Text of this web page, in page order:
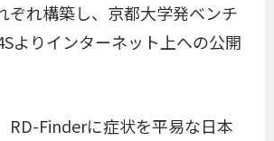
ぞれ構築し、京都大学発ベンチ
よりインターネット上への公開
RD-Finderに症状を平易な日本